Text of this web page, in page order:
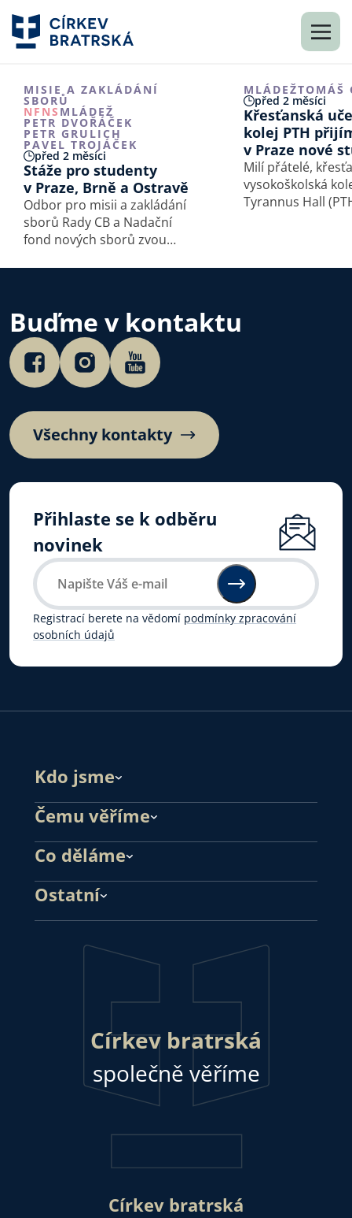
MISIE A ZAKLÁDÁNÍ
SBORŮ
NFNS MLÁDEŽ
PETR DVOŘÁČEK
PETR GRULICH
PAVEL TROJÁČEK
před 2 měsíci
Stáže pro studenty
v Praze, Brně a Ostravě
Odbor pro misii a zakládání
sborů Rady CB a Nadační
fond nových sborů zvou
MLÁDEŽTOMÁŠ
před 2 měsíci
Křesťanská
kolej PTH
v Praze nové
Milí přátelé,
vysokoškolská
Tyrannus Hall
Buďme v kontaktu
Všechny kontakty
Přihlaste se k odběru
novinek
Registrací berete na vědomí podmínky zpracování
osobních údajů
Kdo jsme
Čemu věříme
Co děláme
Ostatní
Církev bratrská
společně věříme
Církev bratrská